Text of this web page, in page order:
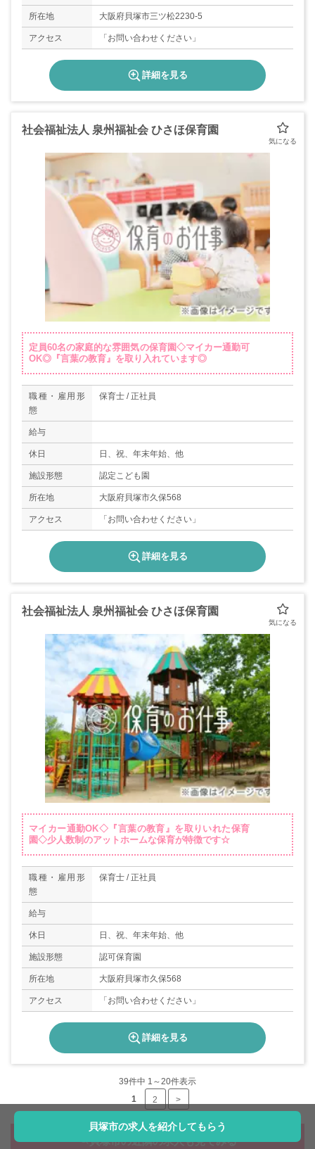
所在地 大阪府貝塚市三ツ松2230-5
アクセス 「お問い合わせください」
詳細を見る
社会福祉法人 泉州福祉会 ひさほ保育園
定員60名の家庭的な雰囲気の保育園◇マイカー通勤可
OK◎『言葉の教育』を取り入れています◎
職種・雇用形
態
保育士 / 正社員
給与
休日 日、祝、年末年始、他
施設形態 認定こども園
所在地 大阪府貝塚市久保568
アクセス 「お問い合わせください」
詳細を見る
社会福祉法人 泉州福祉会 ひさほ保育園
マイカー通勤OK◇『言葉の教育』を取りいれた保育
園◇少人数制のアットホームな保育が特徴です☆
職種・雇用形
態
保育士 / 正社員
給与
休日 日、祝、年末年始、他
施設形態 認可保育園
所在地 大阪府貝塚市久保568
アクセス 「お問い合わせください」
詳細を見る
39件中 1～20件表示
1
2 >
貝塚市の求人を紹介してもらう
貝塚市の近隣の求人も見てみる